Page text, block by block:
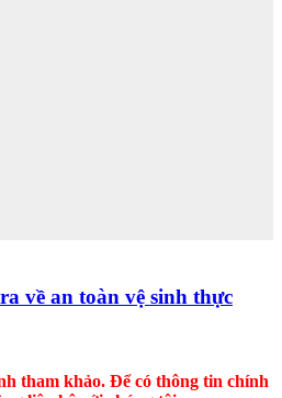
về an toàn vệ sinh thực
tham khảo. Để có thông tin chính